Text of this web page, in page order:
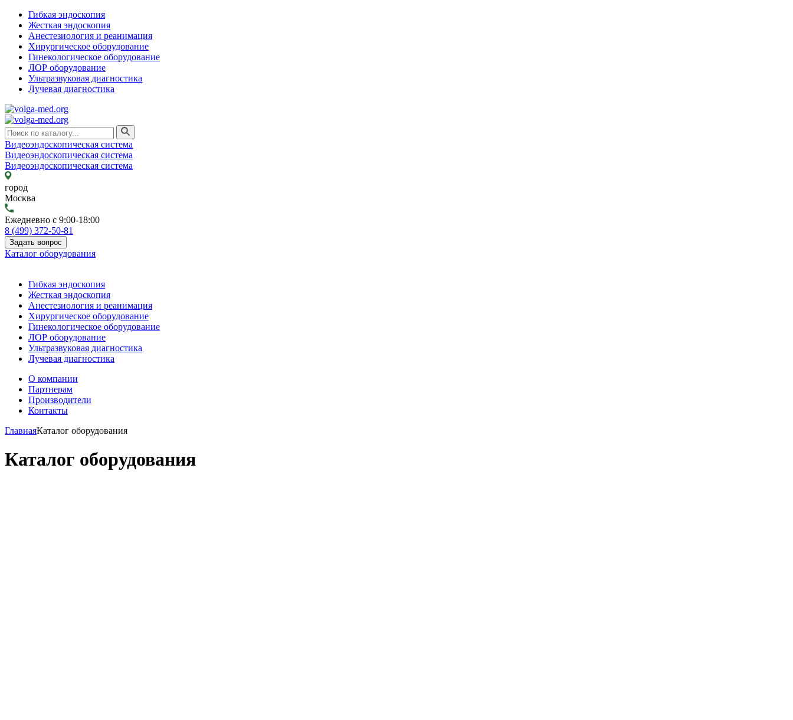
Гибкая эндоскопия
Жесткая эндоскопия
Анестезиология и реанимация
Хирургическое оборудование
Гинекологическое оборудование
ЛОР оборудование
Ультразвуковая диагностика
Лучевая диагностика
Видеоэндоскопическая система
Видеоэндоскопическая система
Видеоэндоскопическая система
город
Москва
Ежедневно с 9:00-18:00
8 (499) 372-50-81
Задать вопрос
Каталог оборудования
Гибкая эндоскопия
Жесткая эндоскопия
Анестезиология и реанимация
Хирургическое оборудование
Гинекологическое оборудование
ЛОР оборудование
Ультразвуковая диагностика
Лучевая диагностика
О компании
Партнерам
Производители
Контакты
ГлавнаяКаталог оборудования
Каталог оборудования